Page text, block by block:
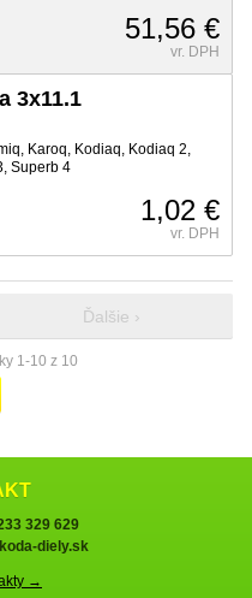
51,56 €
vr. DPH
3x11.1
Karoq, Kodiaq, Kodiaq 2,
Superb 4
1,02 €
vr. DPH
Ďalšie ›
1-10 z 10
329 629
diely.sk
→